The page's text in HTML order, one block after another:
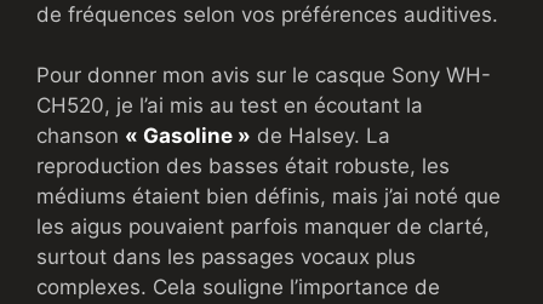
de fréquences selon vos préférences auditives.
Pour donner mon avis sur le casque Sony WH-
CH520, je l’ai mis au test en écoutant la
chanson « Gasoline » de Halsey. La
reproduction des basses était robuste, les
médiums étaient bien définis, mais j’ai noté que
les aigus pouvaient parfois manquer de clarté,
surtout dans les passages vocaux plus
complexes. Cela souligne l’importance de